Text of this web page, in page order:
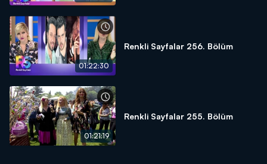
01:22:30
Renkli Sayfalar 256. Bölüm
01:21:19
Renkli Sayfalar 255. Bölüm